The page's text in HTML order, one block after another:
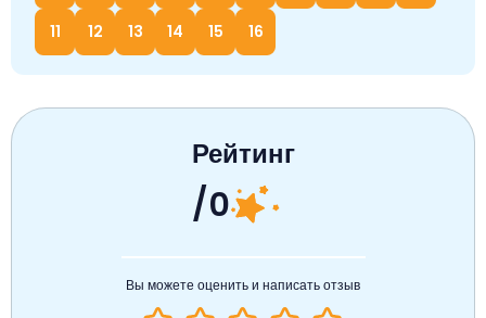
11 12 13 14 15 16
Рейтинг
/0
Вы можете оценить и написать отзыв